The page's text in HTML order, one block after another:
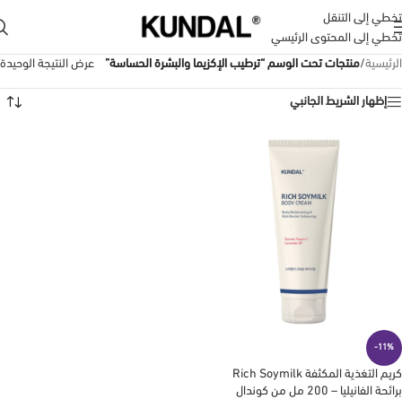
تخطي إلى التنقل
تخطي إلى المحتوى الرئيسي
الرئيسية/منتجات تحت الوسم “ترطيب الإكزيما والبشرة الحساسة” عرض النتيجة الوحيدة
إظهار الشريط الجانبي
-11%
كريم التغذية المكثفة Rich Soymilk
برائحة الفانيليا – 200 مل من كوندال